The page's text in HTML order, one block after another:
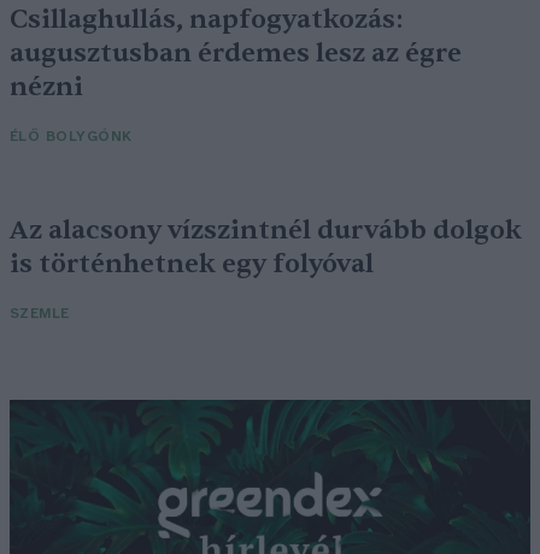
Csillaghullás, napfogyatkozás:
augusztusban érdemes lesz az égre
nézni
ÉLŐ BOLYGÓNK
Az alacsony vízszintnél durvább dolgok
is történhetnek egy folyóval
SZEMLE